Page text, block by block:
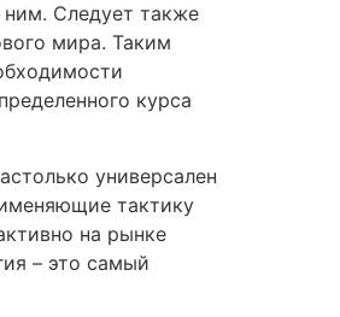
Следует также
мира. Таким
курса
универсален
тактику
на рынке
– это самый